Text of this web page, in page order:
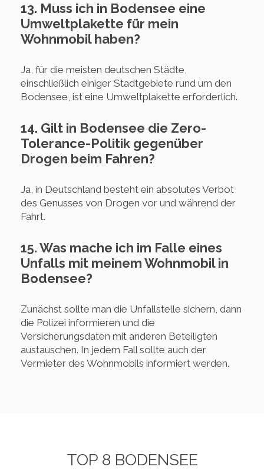
13. Muss ich in Bodensee eine
Umweltplakette für mein
Wohnmobil haben?
Ja, für die meisten deutschen Städte,
einschließlich einiger Stadtgebiete rund um den
Bodensee, ist eine Umweltplakette erforderlich.
14. Gilt in Bodensee die Zero-
Tolerance-Politik gegenüber
Drogen beim Fahren?
Ja, in Deutschland besteht ein absolutes Verbot
des Genusses von Drogen vor und während der
Fahrt.
15. Was mache ich im Falle eines
Unfalls mit meinem Wohnmobil in
Bodensee?
Zunächst sollte man die Unfallstelle sichern, dann
die Polizei informieren und die
Versicherungsdaten mit anderen Beteiligten
austauschen. In jedem Fall sollte auch der
Vermieter des Wohnmobils informiert werden.
TOP 8 BODENSEE